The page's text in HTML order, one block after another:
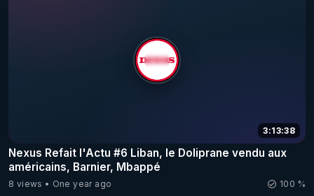
3:13:38
Nexus Refait l'Actu #6 Liban, le Doliprane vendu aux
américains, Barnier, Mbappé
8 views One year ago 100 %